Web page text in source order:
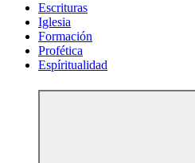
Escrituras
Iglesia
Formación
Profética
Espíritualidad